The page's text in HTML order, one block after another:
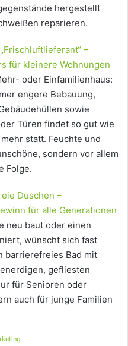
hergestellt
reparieren.
–
für kleinere Wohnungen
oder Einfamilienhaus:
engere Bebauung,
sowie
Türen findet so gut wie
statt. Feuchte und
sondern vor allem
Folge.
Duschen –
für alle Generationen
neu baut oder einen
wünscht sich fast
barrierefreies Bad mit
gefliesten
für Senioren oder
auch für junge Familien